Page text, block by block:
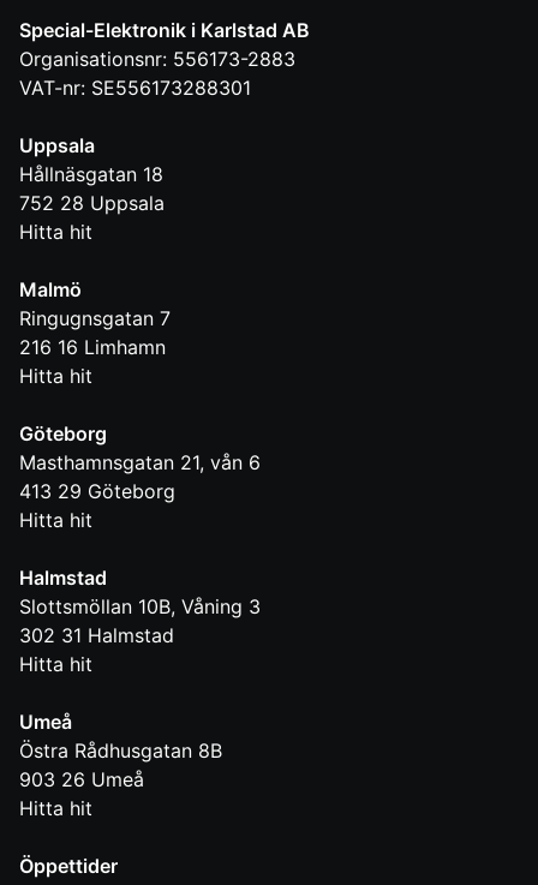
Special-Elektronik i Karlstad AB
Organisationsnr: 556173-2883
VAT-nr: SE556173288301
Uppsala
Hållnäsgatan 18
752 28 Uppsala
Hitta hit
Malmö
Ringugnsgatan 7
216 16 Limhamn
Hitta hit
Göteborg
Masthamnsgatan 21, vån 6
413 29 Göteborg
Hitta hit
Halmstad
Slottsmöllan 10B, Våning 3
302 31 Halmstad
Hitta hit
Umeå
Östra Rådhusgatan 8B
903 26 Umeå
Hitta hit
Öppettider